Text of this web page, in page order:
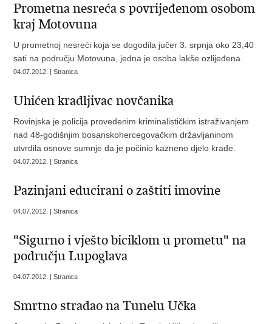
Prometna nesreća s povrijeđenom osobom
kraj Motovuna
U prometnoj nesreći koja se dogodila jučer 3. srpnja oko 23,40
sati na području Motovuna, jedna je osoba lakše ozlijeđena.
04.07.2012. | Stranica
Uhićen kradljivac novčanika
Rovinjska je policija provedenim kriminalističkim istraživanjem
nad 48-godišnjim bosanskohercegovačkim državljaninom
utvrdila osnove sumnje da je počinio kazneno djelo krađe.
04.07.2012. | Stranica
Pazinjani educirani o zaštiti imovine
04.07.2012. | Stranica
"Sigurno i vješto biciklom u prometu" na
području Lupoglava
04.07.2012. | Stranica
Smrtno stradao na Tunelu Učka